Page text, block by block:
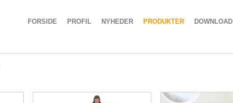
FORSIDE PROFIL NYHEDER PRODUKTER DOWNLOAD